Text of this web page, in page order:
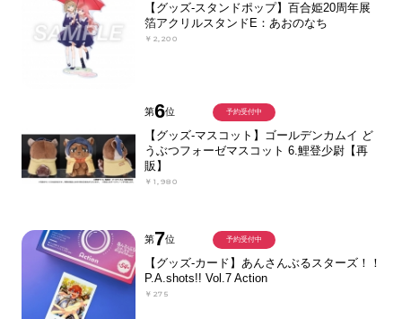
【グッズ-スタンドポップ】百合姫20周年展
箔アクリルスタンドE：あおのなち
￥2,200
第6位
【グッズ-マスコット】ゴールデンカムイ ど
うぶつフォーゼマスコット 6.鯉登少尉【再
販】
￥1,980
予約受付中
第7位
【グッズ-カード】あんさんぶるスターズ！！
P.A.shots!! Vol.7 Action
￥275
予約受付中